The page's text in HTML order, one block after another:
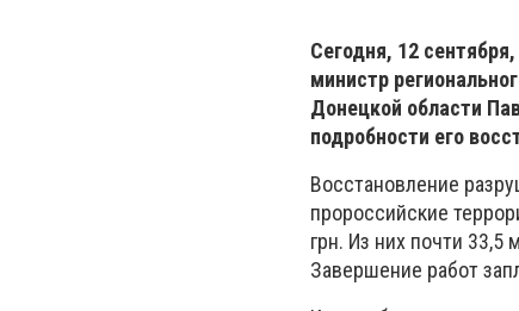
Сегодня, 12
министр
Донецкой области
подробности его
Восстановление
пророссийские
грн. Из них почти 33,5
Завершение работ